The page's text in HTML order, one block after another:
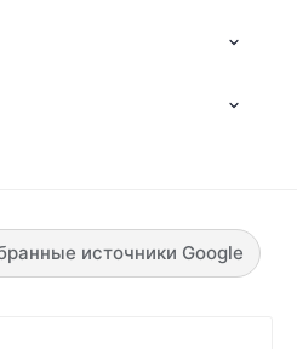
источники Google